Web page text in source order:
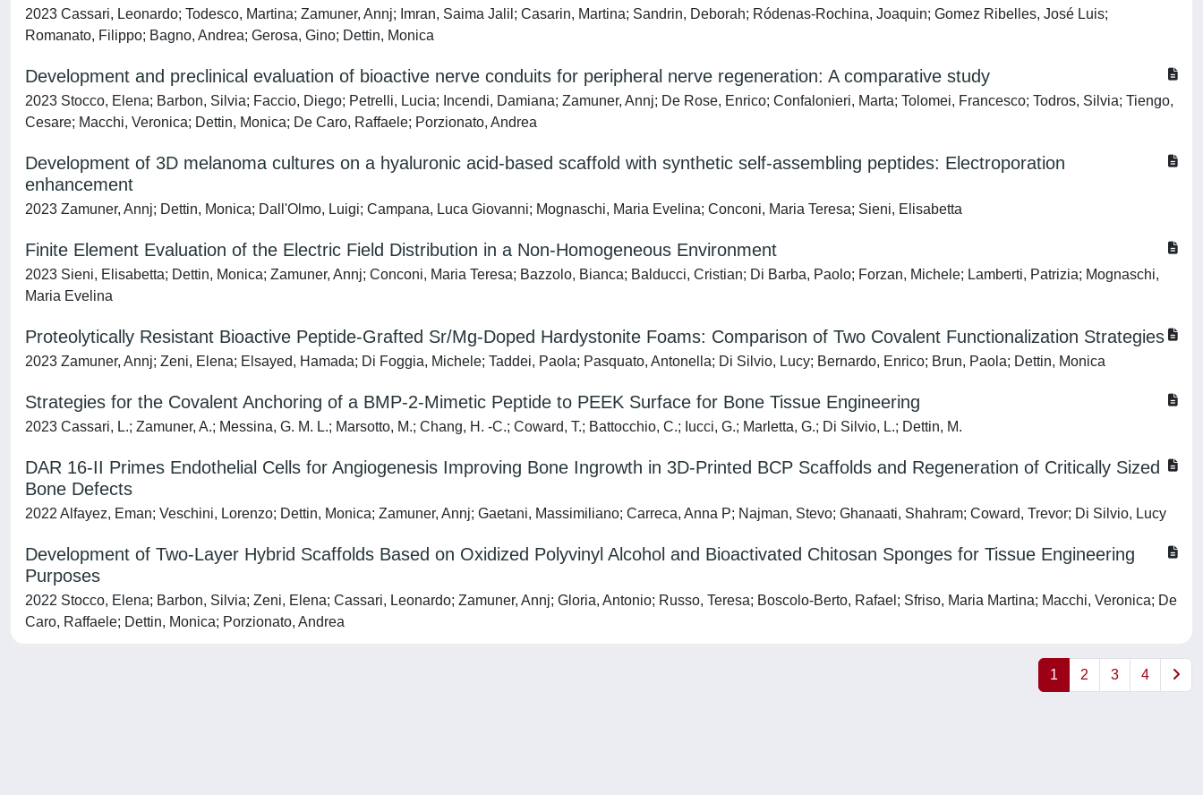
2023 Cassari, Leonardo; Todesco, Martina; Zamuner, Annj; Imran, Saima Jalil; Casarin, Martina; Sandrin, Deborah; Ródenas-Rochina, Joaquin; Gomez Ribelles, José Luis;
Romanato, Filippo; Bagno, Andrea; Gerosa, Gino; Dettin, Monica
Development and preclinical evaluation of bioactive nerve conduits for peripheral nerve regeneration: A comparative study
2023 Stocco, Elena; Barbon, Silvia; Faccio, Diego; Petrelli, Lucia; Incendi, Damiana; Zamuner, Annj; De Rose, Enrico; Confalonieri, Marta; Tolomei, Francesco; Todros, Silvia; Tiengo,
Cesare; Macchi, Veronica; Dettin, Monica; De Caro, Raffaele; Porzionato, Andrea
Development of 3D melanoma cultures on a hyaluronic acid-based scaffold with synthetic self-assembling peptides: Electroporation
enhancement
2023 Zamuner, Annj; Dettin, Monica; Dall'Olmo, Luigi; Campana, Luca Giovanni; Mognaschi, Maria Evelina; Conconi, Maria Teresa; Sieni, Elisabetta
Finite Element Evaluation of the Electric Field Distribution in a Non-Homogeneous Environment
2023 Sieni, Elisabetta; Dettin, Monica; Zamuner, Annj; Conconi, Maria Teresa; Bazzolo, Bianca; Balducci, Cristian; Di Barba, Paolo; Forzan, Michele; Lamberti, Patrizia; Mognaschi,
Maria Evelina
Proteolytically Resistant Bioactive Peptide-Grafted Sr/Mg-Doped Hardystonite Foams: Comparison of Two Covalent Functionalization Strategies
2023 Zamuner, Annj; Zeni, Elena; Elsayed, Hamada; Di Foggia, Michele; Taddei, Paola; Pasquato, Antonella; Di Silvio, Lucy; Bernardo, Enrico; Brun, Paola; Dettin, Monica
Strategies for the Covalent Anchoring of a BMP-2-Mimetic Peptide to PEEK Surface for Bone Tissue Engineering
2023 Cassari, L.; Zamuner, A.; Messina, G. M. L.; Marsotto, M.; Chang, H. -C.; Coward, T.; Battocchio, C.; Iucci, G.; Marletta, G.; Di Silvio, L.; Dettin, M.
DAR 16-II Primes Endothelial Cells for Angiogenesis Improving Bone Ingrowth in 3D-Printed BCP Scaffolds and Regeneration of Critically Sized
Bone Defects
2022 Alfayez, Eman; Veschini, Lorenzo; Dettin, Monica; Zamuner, Annj; Gaetani, Massimiliano; Carreca, Anna P; Najman, Stevo; Ghanaati, Shahram; Coward, Trevor; Di Silvio, Lucy
Development of Two-Layer Hybrid Scaffolds Based on Oxidized Polyvinyl Alcohol and Bioactivated Chitosan Sponges for Tissue Engineering
Purposes
2022 Stocco, Elena; Barbon, Silvia; Zeni, Elena; Cassari, Leonardo; Zamuner, Annj; Gloria, Antonio; Russo, Teresa; Boscolo-Berto, Rafael; Sfriso, Maria Martina; Macchi, Veronica; De
Caro, Raffaele; Dettin, Monica; Porzionato, Andrea
1 2 3 4